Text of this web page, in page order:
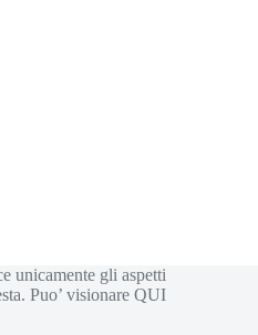
unicamente gli aspetti
Puo’ visionareQUI